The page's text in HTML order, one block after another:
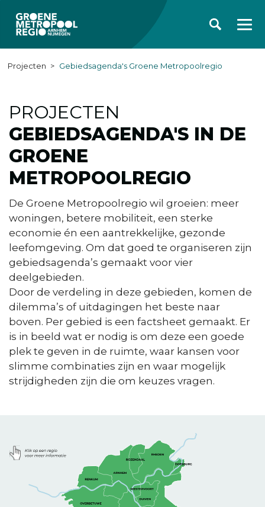
Projecten Gebiedsagenda's Groene Metropoolregio
PROJECTEN
GEBIEDSAGENDA'S IN DE
GROENE
METROPOOLREGIO
De Groene Metropoolregio wil groeien: meer
woningen, betere mobiliteit, een sterke
economie én een aantrekkelijke, gezonde
leefomgeving. Om dat goed te organiseren zijn
gebiedsagenda’s gemaakt voor vier
deelgebieden.
Door de verdeling in deze gebieden, komen de
dilemma’s of uitdagingen het beste naar
boven. Per gebied is een factsheet gemaakt. Er
is in beeld wat er nodig is om deze een goede
plek te geven in de ruimte, waar kansen voor
slimme combinaties zijn en waar mogelijk
strijdigheden zijn die om keuzes vragen.